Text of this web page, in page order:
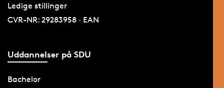
Ledige stillinger
CVR-NR: 29283958 · EAN
Uddannelser på SDU
Bachelor